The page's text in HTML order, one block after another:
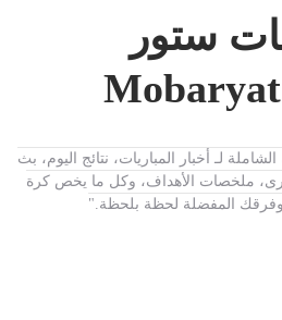
ستور
لـ أخبار المباريات، نتائج اليوم، بث
ملخصات الأهداف، وكل ما يخص كرة
وفرقك المفضلة لحظة بلحظة."